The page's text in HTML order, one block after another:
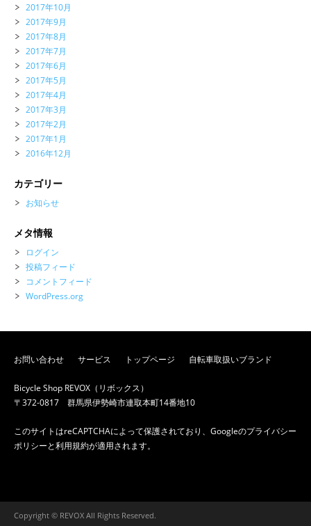
2017年10月
2017年9月
2017年8月
2017年7月
2017年6月
2017年5月
2017年4月
2017年3月
2017年2月
2017年1月
2016年12月
カテゴリー
お知らせ
メタ情報
ログイン
投稿フィード
コメントフィード
WordPress.org
お問い合わせ サービス トップページ 自転車取扱いブランド
Bicycle Shop REVOX（リボックス）
〒372-0817 群馬県伊勢崎市連取本町14番地10
このサイトはreCAPTCHAによって保護されており、Googleのプライバシー
ポリシーと利用規約が適用されます。
Copyright © REVOX All Rights Reserved.